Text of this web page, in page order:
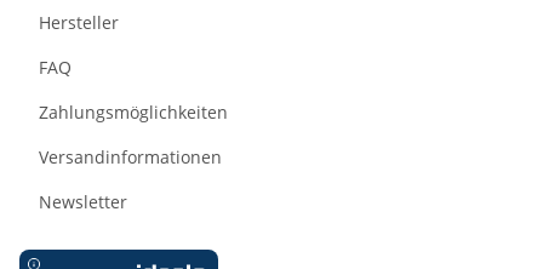
Hersteller
FAQ
Zahlungsmöglichkeiten
Versandinformationen
Newsletter